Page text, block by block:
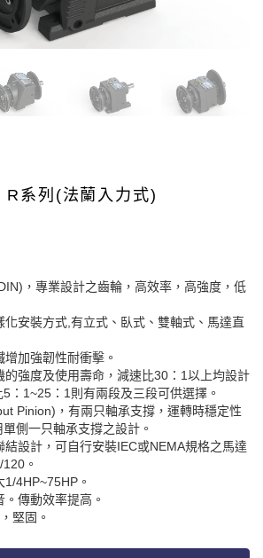
R系列(法蘭入力式)
，專業設計之齒輪，高效率，高強度，低
化安裝方式,有立式、臥式、雙軸式、馬達直
加強韌性耐衝擊。
的強度及使用壽命，減速比30：1以上均設計
：1~25：1則有兩段及三段可供選擇。
Pinion)，有兩只軸承支撐，運轉時穩定性
側一只軸承支撐之設計。
設計，可自行安裝IEC或NEMA規格之馬達
。
4HP~75HP。
傳動效率提高。
堅固。